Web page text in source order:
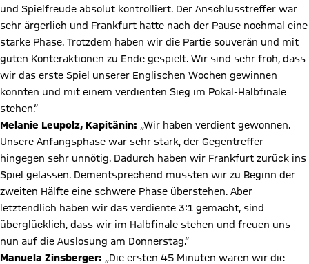
und Spielfreude absolut kontrolliert. Der Anschlusstreffer war
sehr ärgerlich und Frankfurt hatte nach der Pause nochmal eine
starke Phase. Trotzdem haben wir die Partie souverän und mit
guten Konteraktionen zu Ende gespielt. Wir sind sehr froh, dass
wir das erste Spiel unserer Englischen Wochen gewinnen
konnten und mit einem verdienten Sieg im Pokal-Halbfinale
stehen.“
Melanie Leupolz, Kapitänin: „Wir haben verdient gewonnen.
Unsere Anfangsphase war sehr stark, der Gegentreffer
hingegen sehr unnötig. Dadurch haben wir Frankfurt zurück ins
Spiel gelassen. Dementsprechend mussten wir zu Beginn der
zweiten Hälfte eine schwere Phase überstehen. Aber
letztendlich haben wir das verdiente 3:1 gemacht, sind
überglücklich, dass wir im Halbfinale stehen und freuen uns
nun auf die Auslosung am Donnerstag.“
Manuela Zinsberger: „Die ersten 45 Minuten waren wir die